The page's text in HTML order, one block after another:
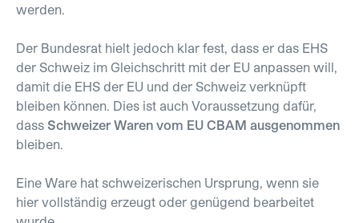
werden.
Der Bundesrat hielt jedoch klar fest, dass er das EHS
der Schweiz im Gleichschritt mit der EU anpassen will,
damit die EHS der EU und der Schweiz verknüpft
bleiben können. Dies ist auch Voraussetzung dafür,
dass Schweizer Waren vom EU CBAM ausgenommen
bleiben.
Eine Ware hat schweizerischen Ursprung, wenn sie
hier vollständig erzeugt oder genügend bearbeitet